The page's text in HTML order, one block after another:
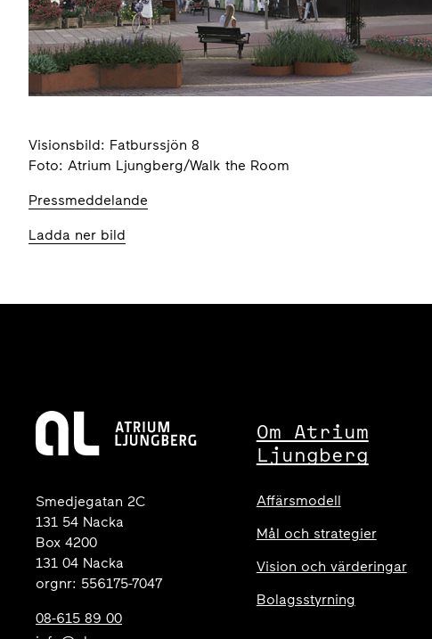
Visionsbild: Fatburssjön 8
Foto: Atrium Ljungberg/Walk the Room
Pressmeddelande
Ladda ner bild
Smedjegatan 2C
131 54 Nacka
Box 4200
131 04 Nacka
orgnr: 556175-7047
08-615 89 00
Om Atrium
Ljungberg
Affärsmodell
Mål och strategier
Vision och värderingar
Bolagsstyrning